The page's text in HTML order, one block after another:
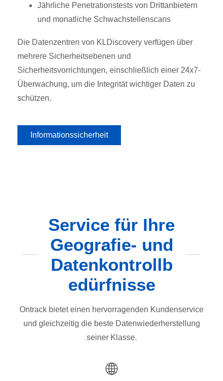
Jährliche Penetrationstests von Drittanbietern
und monatliche Schwachstellenscans
Die Datenzentren von KLDiscovery verfügen über
mehrere Sicherheitsebenen und
Sicherheitsvorrichtungen, einschließlich einer 24x7-
Überwachung, um die Integrität wichtiger Daten zu
schützen.
Informationssicherheit
Service für Ihre
Geografie- und
Datenkontrollb
edürfnisse
Ontrack bietet einen hervorragenden Kundenservice
und gleichzeitig die beste Datenwiederherstellung
seiner Klasse.